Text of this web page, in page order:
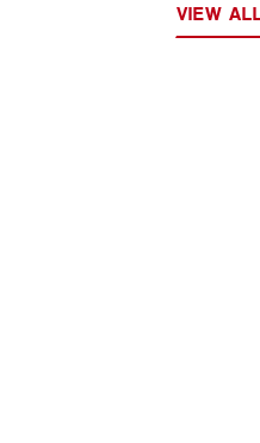
VIEW